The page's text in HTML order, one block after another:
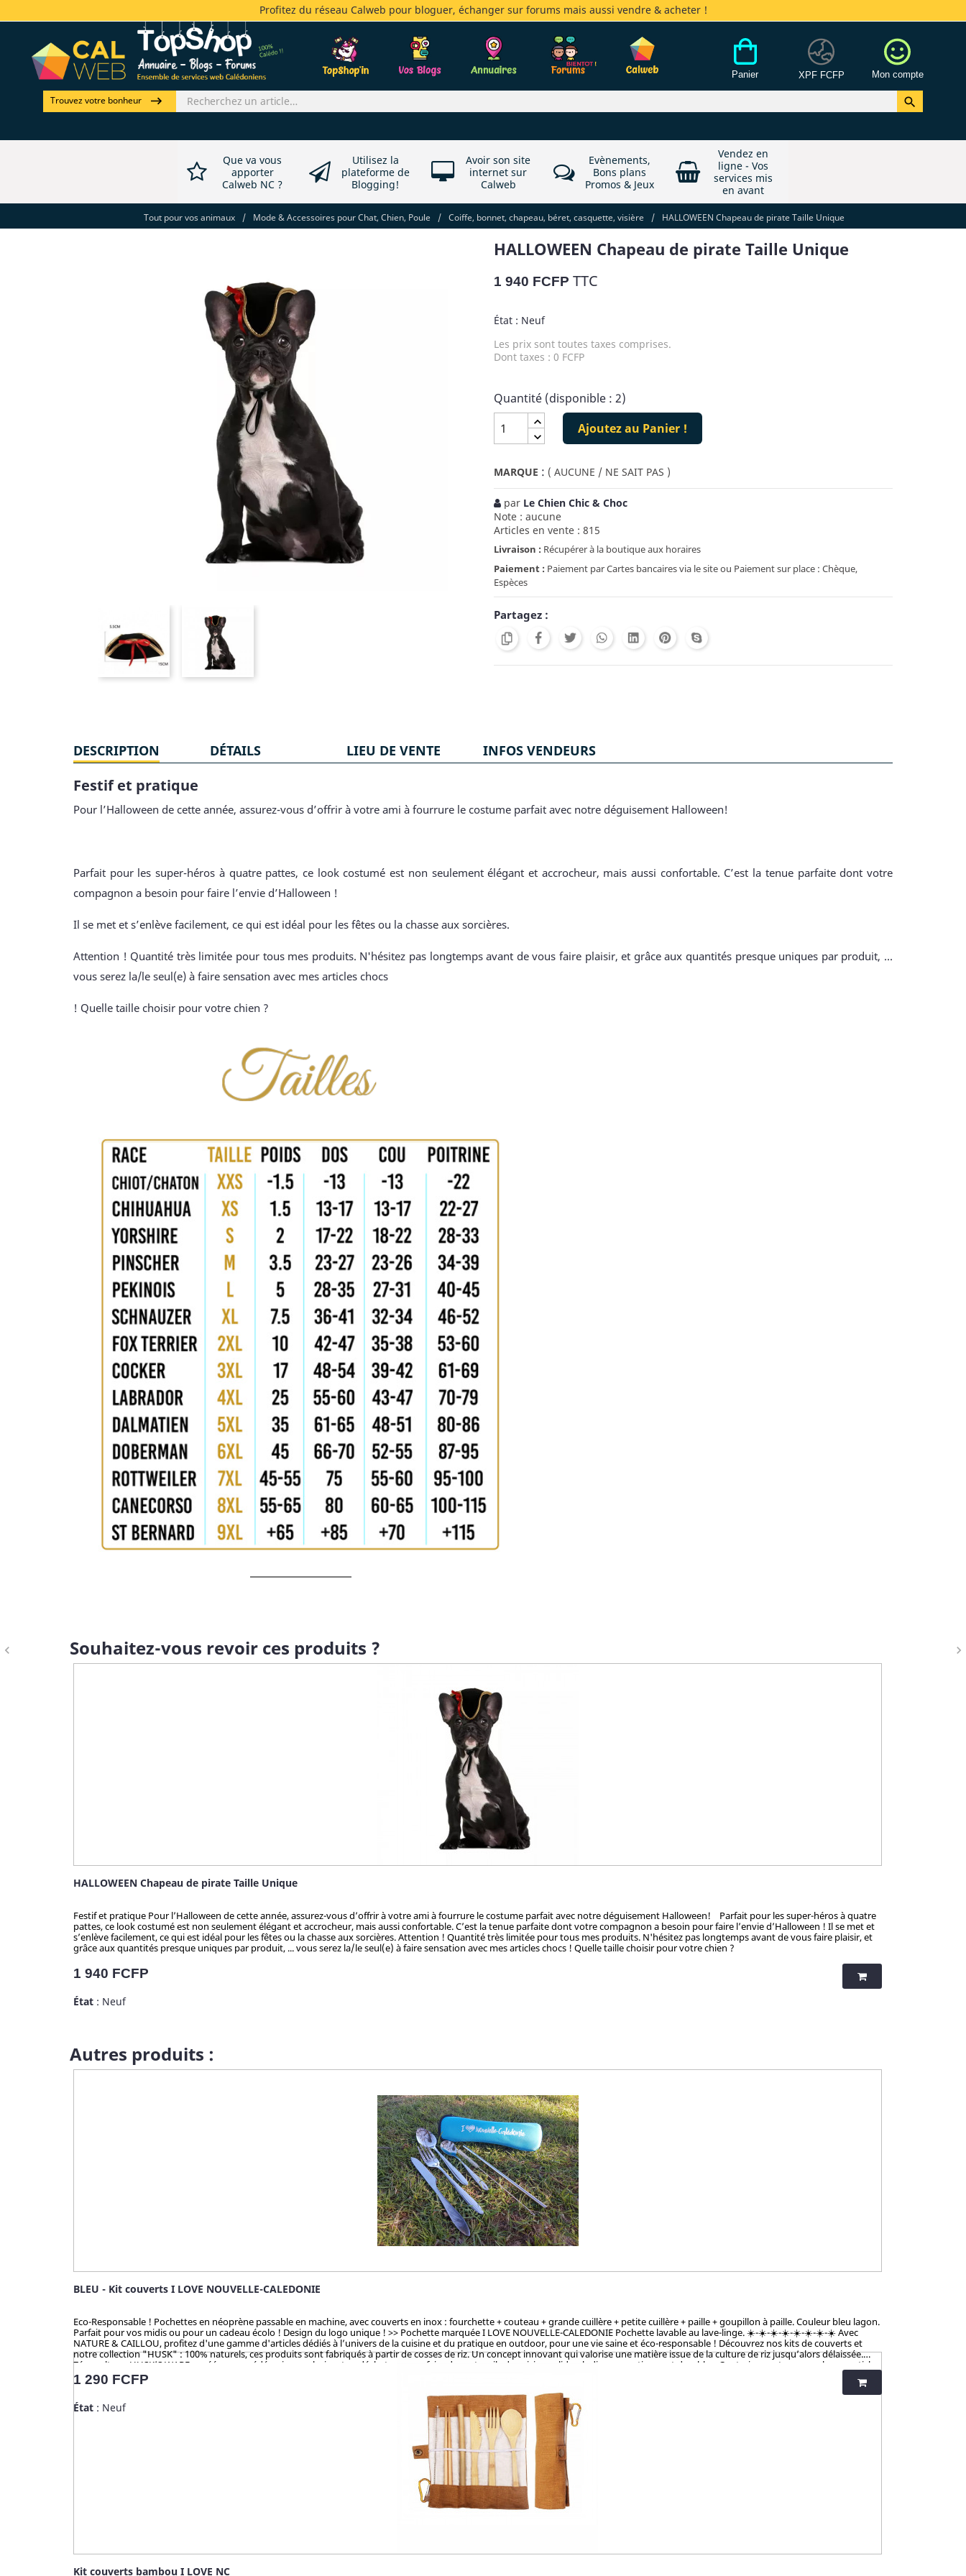
Profitez du réseau Calweb pour bloguer, échanger sur forums mais aussi vendre & acheter !
Panier XPF FCFP Mon compte
Trouvez votre bonheur 
Que va vous
apporter
Calweb NC ?
Utilisez la
plateforme de
Blogging!
Avoir son site
internet sur
Calweb
Evènements,
Bons plans
Promos & Jeux
Vendez en
ligne - Vos
services mis
en avant
Tout pour vos animaux / Mode & Accessoires pour Chat, Chien, Poule / Coiffe, bonnet, chapeau, béret, casquette, visière / HALLOWEEN Chapeau de pirate Taille Unique
navigate_before navigate_next
HALLOWEEN Chapeau de pirate Taille Unique
1 940 FCFP TTC
État : Neuf
Les prix sont toutes taxes comprises.
Dont taxes : 0 FCFP
Quantité (disponible : 2)
Ajoutez au Panier !
MARQUE : ( AUCUNE / NE SAIT PAS )
par Le Chien Chic & Choc
Note : aucune
Articles en vente : 815
Livraison : Récupérer à la boutique aux horaires
Paiement : Paiement par Cartes bancaires via le site ou Paiement sur place : Chèque,
Espèces
Partagez :
DESCRIPTION DÉTAILS LIEU DE VENTE INFOS VENDEURS
Festif et pratique
Pour l’Halloween de cette année, assurez-vous d’offrir à votre ami à fourrure le costume parfait avec notre déguisement Halloween!
Parfait pour les super-héros à quatre pattes, ce look costumé est non seulement élégant et accrocheur, mais aussi confortable. C’est la tenue parfaite dont votre
compagnon a besoin pour faire l’envie d’Halloween !
Il se met et s’enlève facilement, ce qui est idéal pour les fêtes ou la chasse aux sorcières.
Attention ! Quantité très limitée pour tous mes produits. N'hésitez pas longtemps avant de vous faire plaisir, et grâce aux quantités presque uniques par produit, ...
vous serez la/le seul(e) à faire sensation avec mes articles chocs
! Quelle taille choisir pour votre chien ?
Souhaitez-vous revoir ces produits ?
HALLOWEEN Chapeau de pirate Taille Unique
Festif et pratique Pour l’Halloween de cette année, assurez-vous d’offrir à votre ami à fourrure le costume parfait avec notre déguisement Halloween! Parfait pour les super-héros à quatre
pattes, ce look costumé est non seulement élégant et accrocheur, mais aussi confortable. C’est la tenue parfaite dont votre compagnon a besoin pour faire l’envie d’Halloween ! Il se met et
s’enlève facilement, ce qui est idéal pour les fêtes ou la chasse aux sorcières. Attention ! Quantité très limitée pour tous mes produits. N'hésitez pas longtemps avant de vous faire plaisir, et
grâce aux quantités presque uniques par produit, ... vous serez la/le seul(e) à faire sensation avec mes articles chocs ! Quelle taille choisir pour votre chien ?
Prix
1 940 FCFP
État : Neuf
Autres produits :
BLEU - Kit couverts I LOVE NOUVELLE-CALEDONIE
Eco-Responsable ! Pochettes en néoprène passable en machine, avec couverts en inox : fourchette + couteau + grande cuillère + petite cuillère + paille + goupillon à paille. Couleur bleu lagon.
Parfait pour vos midis ou pour un cadeau écolo ! Design du logo unique ! >> Pochette marquée I LOVE NOUVELLE-CALEDONIE Pochette lavable au lave-linge. ☀️-☀️-☀️-☀️-☀️-☀️-☀️-☀️ Avec
NATURE & CAILLOU, profitez d'une gamme d'articles dédiés à l’univers de la cuisine et du pratique en outdoor, pour une vie saine et éco-responsable ! Découvrez nos kits de couverts et
notre collection "HUSK" : 100% naturels, ces produits sont fabriqués à partir de cosses de riz. Un concept innovant qui valorise une matière issue de la culture de riz jusqu’alors délaissée.
Zéro culture, HUSK’S WARE a créé un procédé unique valorisant ce déchet pour en faire des ustencils de cuisine solides, ludiques, pratiques et durables. Contrairement aux nombreux articles
en bambou qui contiennent du mélaminé pour la coloration et le vernis, ces articles en cosse de riz sont 100% naturels, vertueux, totalement sains et 100% biodégradables. Breveté : procédé
analysé et certifié par la TUV (Allemagne), SGS (Suisse), BOKEN (Japon), CTI (Chine), FDA (USA) pour ses hauts standards en eco-friendliness et non-toxicité.
Prix
1 290 FCFP
État : Neuf
Kit couverts bambou I LOVE NC